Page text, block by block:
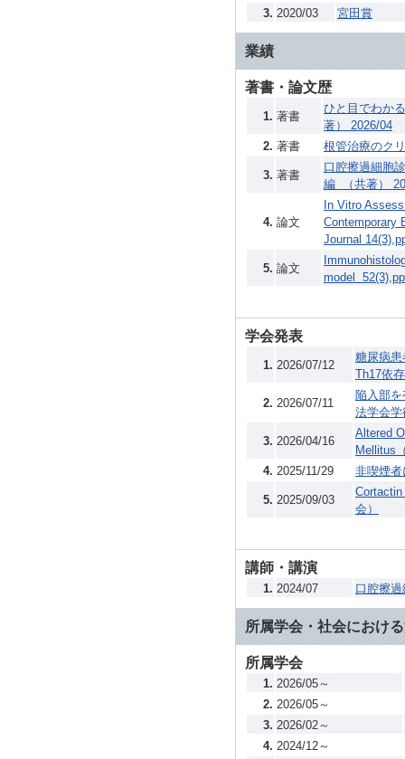
3. 2020/03 宮田賞
業績
著書・論文歴
1. 著書
ひと目でわか
著） 2026/04
2. 著書 根管治療のク
3. 著書
口腔擦過細胞
編 （共著）
4. 論文
In Vitro
Contemporary
Journal
5. 論文
model
学会発表
1. 2026/07/12
糖尿病
Th17依
2. 2026/07/11
陥入部
法学会
3. 2026/04/16
Altered
Mellitus
4. 2025/11/29 非喫煙
5. 2025/09/03
会）
講師・講演
1. 2024/07 口腔擦
所属学会・社会におけ
所属学会
1. 2026/05～
2. 2026/05～
3. 2026/02～
4. 2024/12～